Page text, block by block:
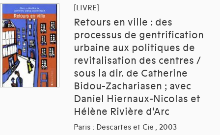
[LIVRE]
Retours en ville : des
processus de gentrification
urbaine aux politiques de
revitalisation des centres /
sous la dir. de Catherine
Bidou-Zachariasen ; avec
Daniel Hiernaux-Nicolas et
Hélène Rivière d'Arc
Paris : Descartes et Cie , 2003